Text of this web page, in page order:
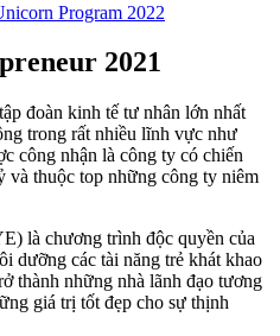
Program 2022
2021
đoàn kinh tế tư nhân lớn nhất
trong rất nhiều lĩnh vực như
công nhận là công ty có chiến
thuộc top những công ty niêm
là chương trình độc quyền của
dưỡng các tài năng trẻ khát khao
thành những nhà lãnh đạo tương
giá trị tốt đẹp cho sự thịnh